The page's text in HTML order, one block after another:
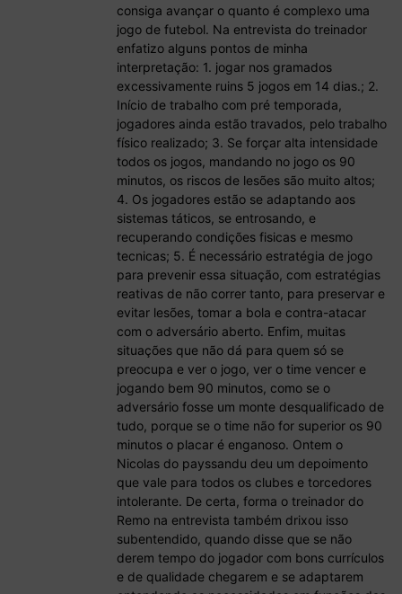
consiga avançar o quanto é complexo uma
jogo de futebol. Na entrevista do treinador
enfatizo alguns pontos de minha
interpretação: 1. jogar nos gramados
excessivamente ruins 5 jogos em 14 dias.; 2.
Início de trabalho com pré temporada,
jogadores ainda estão travados, pelo trabalho
físico realizado; 3. Se forçar alta intensidade
todos os jogos, mandando no jogo os 90
minutos, os riscos de lesões são muito altos;
4. Os jogadores estão se adaptando aos
sistemas táticos, se entrosando, e
recuperando condições fisicas e mesmo
tecnicas; 5. É necessário estratégia de jogo
para prevenir essa situação, com estratégias
reativas de não correr tanto, para preservar e
evitar lesões, tomar a bola e contra-atacar
com o adversário aberto. Enfim, muitas
situações que não dá para quem só se
preocupa e ver o jogo, ver o time vencer e
jogando bem 90 minutos, como se o
adversário fosse um monte desqualificado de
tudo, porque se o time não for superior os 90
minutos o placar é enganoso. Ontem o
Nicolas do payssandu deu um depoimento
que vale para todos os clubes e torcedores
intolerante. De certa, forma o treinador do
Remo na entrevista também drixou isso
subentendido, quando disse que se não
derem tempo do jogador com bons currículos
e de qualidade chegarem e se adaptarem